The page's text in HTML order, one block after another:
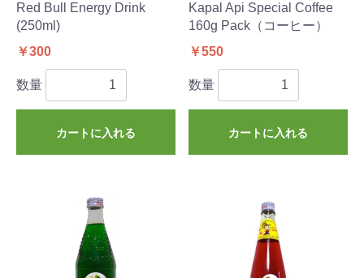
Red Bull Energy Drink
(250ml)
￥300
数量
カートに入れる
Kapal Api Special Coffee
160g Pack（コーヒー）
￥550
数量
カートに入れる